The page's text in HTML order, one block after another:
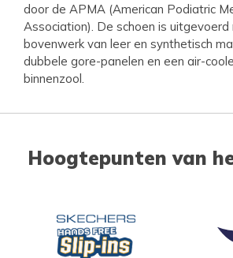
door de APMA (American Podiatric
Association). De schoen is uitgevoerd
bovenwerk van leer en synthetisch
dubbele gore-panelen en een air-
binnenzool.
Hoogtepunten van